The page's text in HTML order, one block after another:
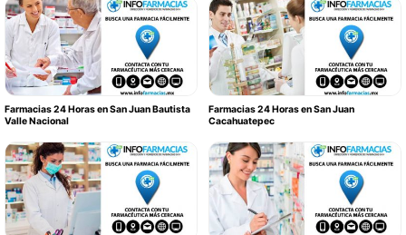
Farmacias 24 Horas en San Juan Bautista
Valle Nacional
Farmacias 24 Horas en San Juan
Cacahuatepec